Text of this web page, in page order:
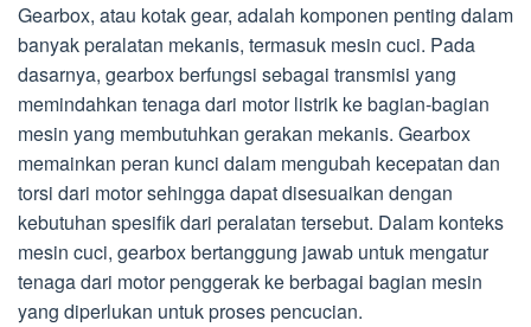
Gearbox, atau kotak gear, adalah komponen penting dalam
banyak peralatan mekanis, termasuk mesin cuci. Pada
dasarnya, gearbox berfungsi sebagai transmisi yang
memindahkan tenaga dari motor listrik ke bagian-bagian
mesin yang membutuhkan gerakan mekanis. Gearbox
memainkan peran kunci dalam mengubah kecepatan dan
torsi dari motor sehingga dapat disesuaikan dengan
kebutuhan spesifik dari peralatan tersebut. Dalam konteks
mesin cuci, gearbox bertanggung jawab untuk mengatur
tenaga dari motor penggerak ke berbagai bagian mesin
yang diperlukan untuk proses pencucian.